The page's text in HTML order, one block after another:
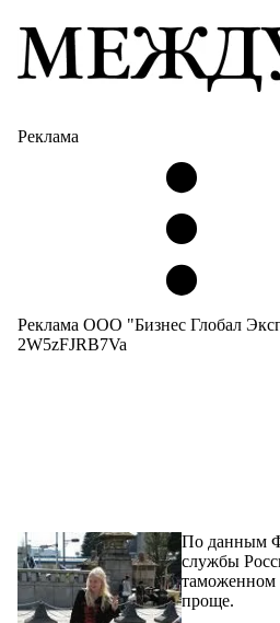
Реклама
Реклама ООО "Бизнес Глобал
2W5zFJRB7Va
По данным
службы
таможенном
проще.